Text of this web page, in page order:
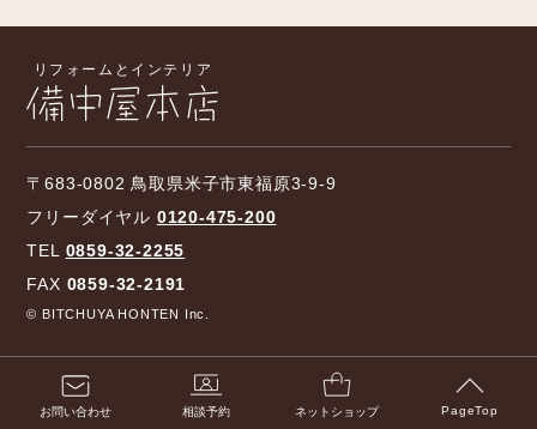
お問い合わせ 相談予約 ネットショップ
〒683-0802 鳥取県米子市東福原3-9-9
フリーダイヤル 0120-475-200
TEL 0859-32-2255
FAX 0859-32-2191
© BITCHUYA HONTEN Inc.